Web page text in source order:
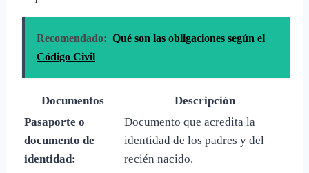
Recomendado: Qué son las obligaciones según el
Código Civil
Documentos
Descripción
Pasaporte o
documento de
identidad:
Documento que acredita la
identidad de los padres y del
recién nacido.